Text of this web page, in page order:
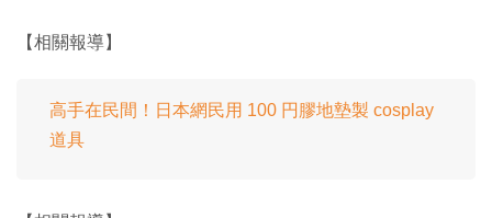
【相關報導】
高手在民間！日本網民用 100 円膠地墊製 cosplay
道具